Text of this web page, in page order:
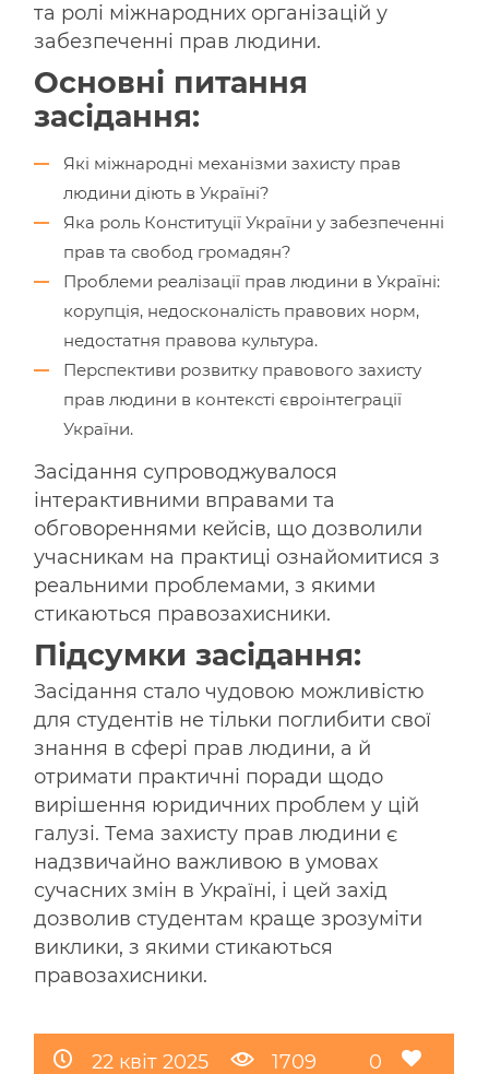
та ролі міжнародних організацій у
забезпеченні прав людини.
Основні питання
засідання:
Які міжнародні механізми захисту прав
людини діють в Україні?
Яка роль Конституції України у забезпеченні
прав та свобод громадян?
Проблеми реалізації прав людини в Україні:
корупція, недосконалість правових норм,
недостатня правова культура.
Перспективи розвитку правового захисту
прав людини в контексті євроінтеграції
України.
Засідання супроводжувалося
інтерактивними вправами та
обговореннями кейсів, що дозволили
учасникам на практиці ознайомитися з
реальними проблемами, з якими
стикаються правозахисники.
Підсумки засідання:
Засідання стало чудовою можливістю
для студентів не тільки поглибити свої
знання в сфері прав людини, а й
отримати практичні поради щодо
вирішення юридичних проблем у цій
галузі. Тема захисту прав людини є
надзвичайно важливою в умовах
сучасних змін в Україні, і цей захід
дозволив студентам краще зрозуміти
виклики, з якими стикаються
правозахисники.
22 квіт 2025 1709 0